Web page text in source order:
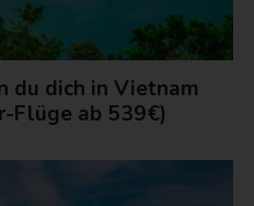
du dich in Vietnam
Flüge ab 539€)